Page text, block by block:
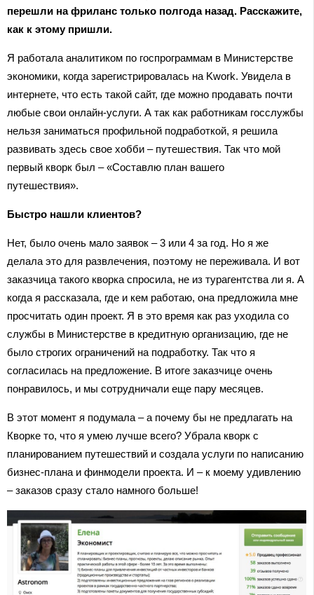
перешли на фриланс только полгода назад. Расскажите,
как к этому пришли.
Я работала аналитиком по госпрограммам в Министерстве
экономики, когда зарегистрировалась на Kwork. Увидела в
интернете, что есть такой сайт, где можно продавать почти
любые свои онлайн-услуги. А так как работникам госслужбы
нельзя заниматься профильной подработкой, я решила
развивать здесь свое хобби – путешествия. Так что мой
первый кворк был – «Составлю план вашего
путешествия».
Быстро нашли клиентов?
Нет, было очень мало заявок – 3 или 4 за год. Но я же
делала это для развлечения, поэтому не переживала. И вот
заказчица такого кворка спросила, не из турагентства ли я. А
когда я рассказала, где и кем работаю, она предложила мне
просчитать один проект. Я в это время как раз уходила со
службы в Министерстве в кредитную организацию, где не
было строгих ограничений на подработку. Так что я
согласилась на предложение. В итоге заказчице очень
понравилось, и мы сотрудничали еще пару месяцев.
В этот момент я подумала – а почему бы не предлагать на
Кворке то, что я умею лучше всего? Убрала кворк с
планированием путешествий и создала услуги по написанию
бизнес-плана и финмодели проекта. И – к моему удивлению
– заказов сразу стало намного больше!